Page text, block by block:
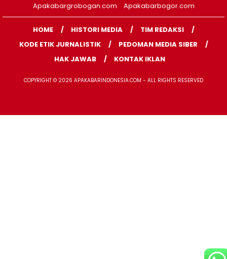
Apakabargrobogan.com
Apakabarbogor.com
HOME HISTORI MEDIA
TIM REDAKSI
KODE ETIK JURNALISTIK
PEDOMAN MEDIA SIBER
HAK JAWAB
KONTAK IKLAN
COPYRIGHT © 2026 APAKABARINDONESIA.COM - ALL RIGHTS RESERVED